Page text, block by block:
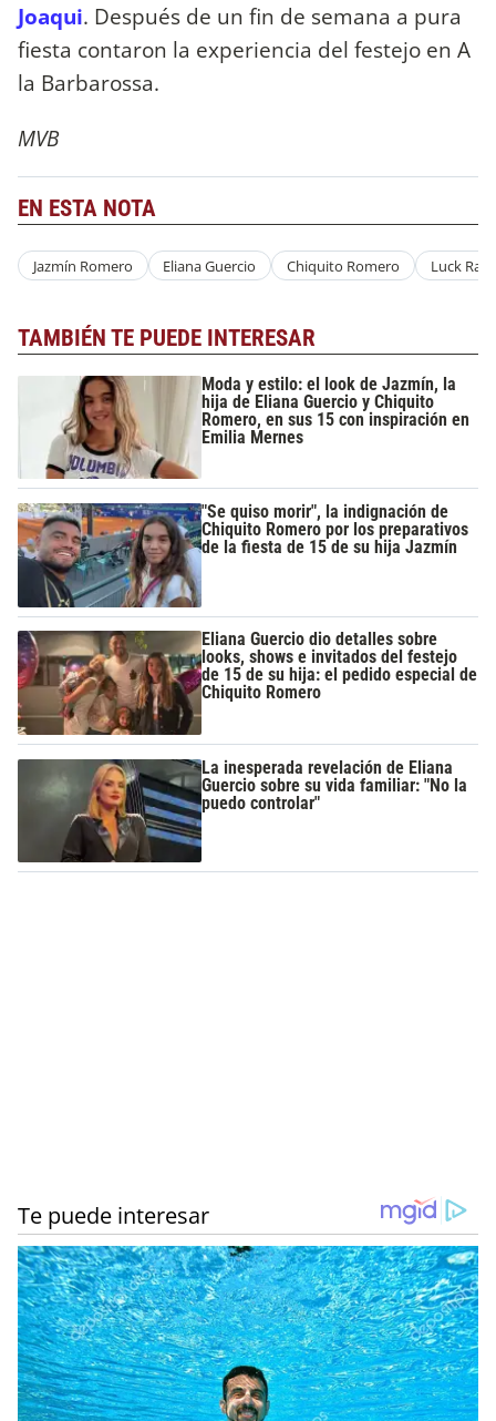
Joaqui. Después de un fin de semana a pura
fiesta contaron la experiencia del festejo en A
la Barbarossa.
MVB
EN ESTA NOTA
Jazmín Romero Eliana Guercio Chiquito Romero Luck Ra
TAMBIÉN TE PUEDE INTERESAR
Moda y estilo: el look de Jazmín, la
hija de Eliana Guercio y Chiquito
Romero, en sus 15 con inspiración en
Emilia Mernes
"Se quiso morir", la indignación de
Chiquito Romero por los preparativos
de la fiesta de 15 de su hija Jazmín
Eliana Guercio dio detalles sobre
looks, shows e invitados del festejo
de 15 de su hija: el pedido especial de
Chiquito Romero
La inesperada revelación de Eliana
Guercio sobre su vida familiar: "No la
puedo controlar"